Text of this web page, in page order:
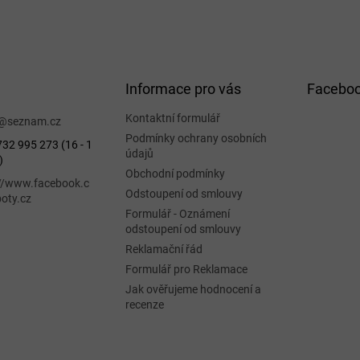
seznam.cz
995 273 (16 - 1
www.facebook.c
Informace pro vás
Kontaktní formulář
Podmínky ochrany osobních
údajů
Obchodní podmínky
Odstoupení od smlouvy
Formulář - Oznámení
odstoupení od smlouvy
Reklamační řád
Formulář pro Reklamace
Jak ověřujeme hodnocení a
recenze